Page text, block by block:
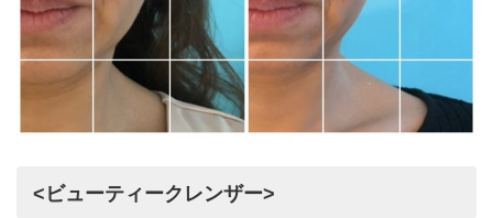
<ビューティークレンザー>